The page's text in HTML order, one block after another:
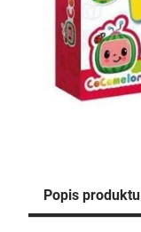
Popis produktu